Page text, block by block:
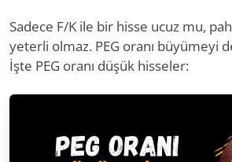
Sadece F/K ile bir hisse ucuz mu,
yeterli olmaz. PEG oranı büyümeyi
İşte PEG oranı düşük hisseler: